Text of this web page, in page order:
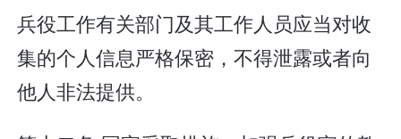
兵役工作有关部门及其工作人员应当对收
集的个人信息严格保密，不得泄露或者向
他人非法提供。